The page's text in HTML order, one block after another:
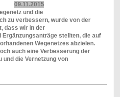
09.11.2015
und die
zu verbessern, wurde von der
dass wir in der
stellten, die auf
Wegenetzes abzielen.
auch eine Verbesserung der
und die Vernetzung von